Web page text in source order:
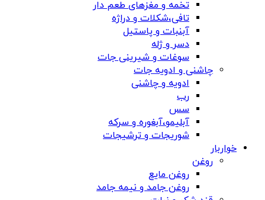
تخمه و مغزهای طعم دار
تافی،شکلات و دراژه
آبنبات و پاستیل
دسر و ژله
سوغات و شیرینی جات
چاشنی و ادویه جات
ادویه و چاشنی
رب
سس
آبلیمو،آبغوره و سرکه
شوریجات و ترشیجات
خواربار
روغن
روغن مایع
روغن جامد و نیمه جامد